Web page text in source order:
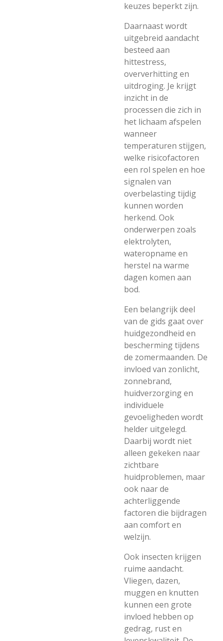
keuzes beperkt zijn.
Daarnaast wordt
uitgebreid aandacht
besteed aan
hittestress,
oververhitting en
uitdroging. Je krijgt
inzicht in de
processen die zich in
het lichaam afspelen
wanneer
temperaturen stijgen,
welke risicofactoren
een rol spelen en hoe
signalen van
overbelasting tijdig
kunnen worden
herkend. Ook
onderwerpen zoals
elektrolyten,
wateropname en
herstel na warme
dagen komen aan
bod.
Een belangrijk deel
van de gids gaat over
huidgezondheid en
bescherming tijdens
de zomermaanden. De
invloed van zonlicht,
zonnebrand,
huidverzorging en
individuele
gevoeligheden wordt
helder uitgelegd.
Daarbij wordt niet
alleen gekeken naar
zichtbare
huidproblemen, maar
ook naar de
achterliggende
factoren die bijdragen
aan comfort en
welzijn.
Ook insecten krijgen
ruime aandacht.
Vliegen, dazen,
muggen en knutten
kunnen een grote
invloed hebben op
gedrag, rust en